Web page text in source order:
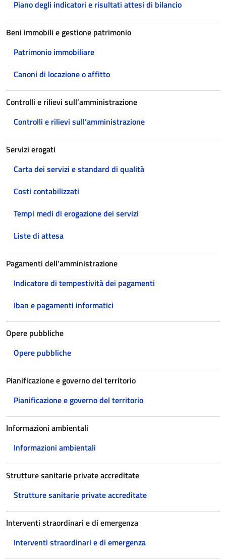
Piano degli indicatori e risultati attesi di bilancio
Beni immobili e gestione patrimonio
Patrimonio immobiliare
Canoni di locazione o affitto
Controlli e rilievi sull’amministrazione
Controlli e rilievi sull’amministrazione
Servizi erogati
Carta dei servizi e standard di qualità
Costi contabilizzati
Tempi medi di erogazione dei servizi
Liste di attesa
Pagamenti dell’amministrazione
Indicatore di tempestività dei pagamenti
Iban e pagamenti informatici
Opere pubbliche
Opere pubbliche
Pianificazione e governo del territorio
Pianificazione e governo del territorio
Informazioni ambientali
Informazioni ambientali
Strutture sanitarie private accreditate
Strutture sanitarie private accreditate
Interventi straordinari e di emergenza
Interventi straordinari e di emergenza